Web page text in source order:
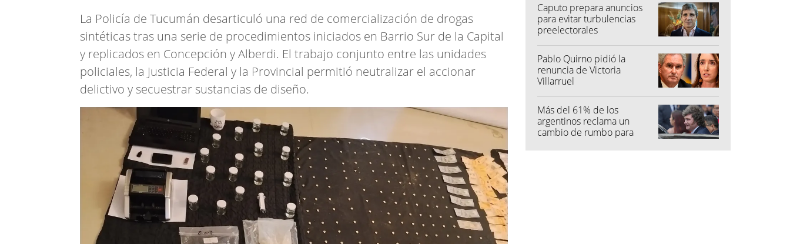
La Policía de Tucumán desarticuló una red de comercialización de drogas
sintéticas tras una serie de procedimientos iniciados en Barrio Sur de la Capital
y replicados en Concepción y Alberdi. El trabajo conjunto entre las unidades
policiales, la Justicia Federal y la Provincial permitió neutralizar el accionar
delictivo y secuestrar sustancias de diseño.
Caputo prepara anuncios
para evitar turbulencias
preelectorales
Pablo Quirno pidió la
renuncia de Victoria
Villarruel
Más del 61% de los
argentinos reclama un
cambio de rumbo para